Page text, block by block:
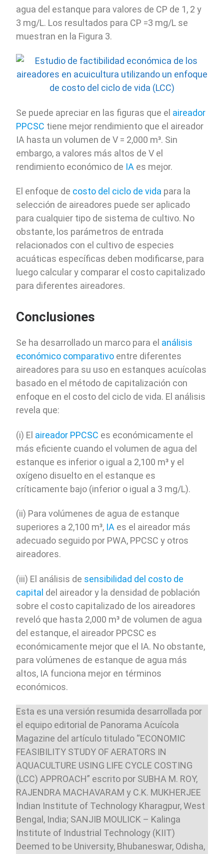
agua del estanque para valores de CP de 1, 2 y
3 mg/L. Los resultados para CP =3 mg/L se
muestran en la Figura 3.
Se puede apreciar en las figuras que el aireador
PPCSC tiene mejor rendimiento que el aireador
IA hasta un volumen de V = 2,000 m³. Sin
embargo, a valores más altos de V el
rendimiento económico de IA es mejor.
El enfoque de costo del ciclo de vida para la
selección de aireadores puede ser aplicado
para cualquier tipo de sistema de cultivo. No
obstante, los parámetros de entrada
relacionados con el cultivo de especies
acuáticas específicas deben modificarse, para
luego calcular y comparar el costo capitalizado
para diferentes aireadores.
Conclusiones
Se ha desarrollado un marco para el análisis
económico comparativo entre diferentes
aireadores para su uso en estanques acuícolas
basado en el método de capitalización con
enfoque en el costo del ciclo de vida. El análisis
revela que:
(i) El aireador PPCSC es económicamente el
más eficiente cuando el volumen de agua del
estanque es inferior o igual a 2,100 m³ y el
oxígeno disuelto en el estanque es
críticamente bajo (inferior o igual a 3 mg/L).
(ii) Para volúmenes de agua de estanque
superiores a 2,100 m³, IA es el aireador más
adecuado seguido por PWA, PPCSC y otros
aireadores.
(iii) El análisis de sensibilidad del costo de
capital del aireador y la densidad de población
sobre el costo capitalizado de los aireadores
reveló que hasta 2,000 m³ de volumen de agua
del estanque, el aireador PPCSC es
económicamente mejor que el IA. No obstante,
para volúmenes de estanque de agua más
altos, IA funciona mejor en términos
económicos.
Esta es una versión resumida desarrollada por
el equipo editorial de Panorama Acuícola
Magazine del artículo titulado “ECONOMIC
FEASIBILITY STUDY OF AERATORS IN
AQUACULTURE USING LIFE CYCLE COSTING
(LCC) APPROACH” escrito por SUBHA M. ROY,
RAJENDRA MACHAVARAM y C.K. MUKHERJEE
Indian Institute of Technology Kharagpur, West
Bengal, India; SANJIB MOULICK – Kalinga
Institute of Industrial Technology (KIIT)
Deemed to be University, Bhubaneswar, Odisha,